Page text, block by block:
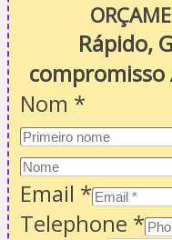
Rápido,
Nom *
Email *
Telephone *